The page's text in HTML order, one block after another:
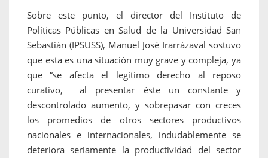
Sobre este punto, el director del Instituto de
Políticas Públicas en Salud de la Universidad San
Sebastián (IPSUSS), Manuel José Irarrázaval sostuvo
que esta es una situación muy grave y compleja, ya
que “se afecta el legítimo derecho al reposo
curativo, al presentar éste un constante y
descontrolado aumento, y sobrepasar con creces
los promedios de otros sectores productivos
nacionales e internacionales, indudablemente se
deteriora seriamente la productividad del sector